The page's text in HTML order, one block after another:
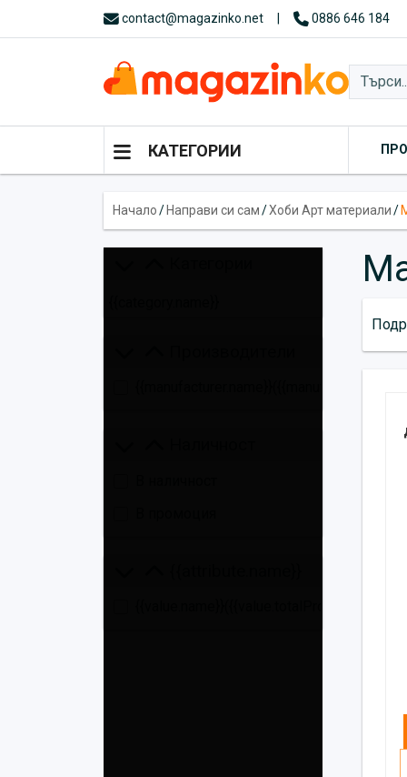
contact@magazinko.net 0886 646 184
КАТЕГОРИИ
Начало/ Направи си сам/Хоби Арт материали/